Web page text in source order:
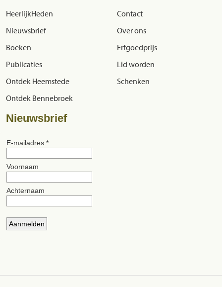
HeerlijkHeden
Nieuwsbrief
Boeken
Publicaties
Ontdek Heemstede
Ontdek Bennebroek
Contact
Over ons
Erfgoedprijs
Lid worden
Schenken
Nieuwsbrief